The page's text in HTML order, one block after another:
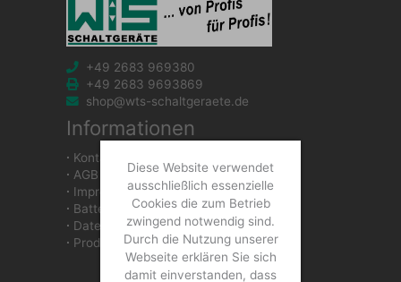
+49 2683 969380
+49 2683 9693869
shop@wts-schaltgeraete.de
Informationen
∙ Kontakt
∙ AGB
∙ Impressum
∙ Batteriegesetzhinweise
∙ Datenschutzerklärung
∙ Produkte
Diese Website verwendet
ausschließlich essenzielle
Cookies die zum Betrieb
zwingend notwendig sind.
Durch die Nutzung unserer
Webseite erklären Sie sich
damit einverstanden, dass